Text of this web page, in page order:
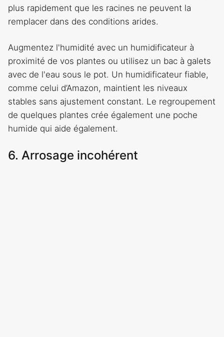
plus rapidement que les racines ne peuvent la
remplacer dans des conditions arides.
Augmentez l'humidité avec un humidificateur à
proximité de vos plantes ou utilisez un bac à galets
avec de l'eau sous le pot. Un humidificateur fiable,
comme celui d’Amazon, maintient les niveaux
stables sans ajustement constant. Le regroupement
de quelques plantes crée également une poche
humide qui aide également.
6. Arrosage incohérent